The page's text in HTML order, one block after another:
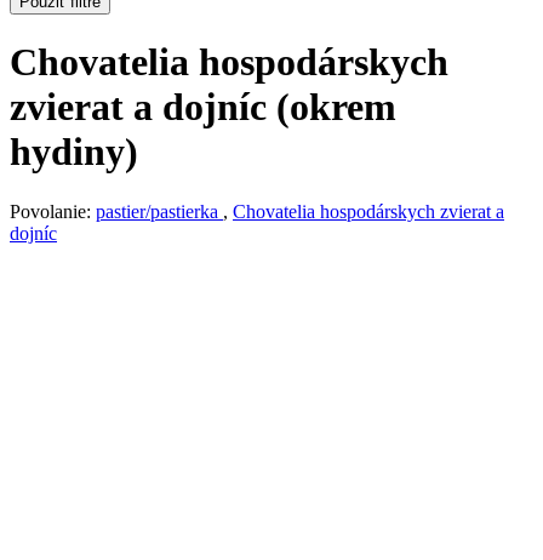
Chovatelia hospodárskych
zvierat a dojníc (okrem
hydiny)
Povolanie: pastier/pastierka , Chovatelia hospodárskych zvierat a
dojníc